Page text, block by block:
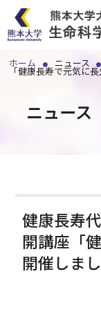
ホーム ニュース
「健康長寿で元気に
ニュース
健康長寿
開講座「
開催しま
研究部紹介
附属施設